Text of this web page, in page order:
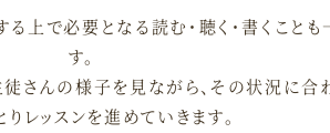
る上で必要となる読む・聴く・書くこと
す。
徒さんの様子を見ながら、その状況に合
りレッスンを進めていきます。